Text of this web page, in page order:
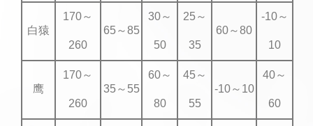
白猿
170～
260
65～85
30～
50
25～
35
60～80
-10～
10
鹰
170～
260
35～55
60～
80
45～
55
-10～10
40～
60